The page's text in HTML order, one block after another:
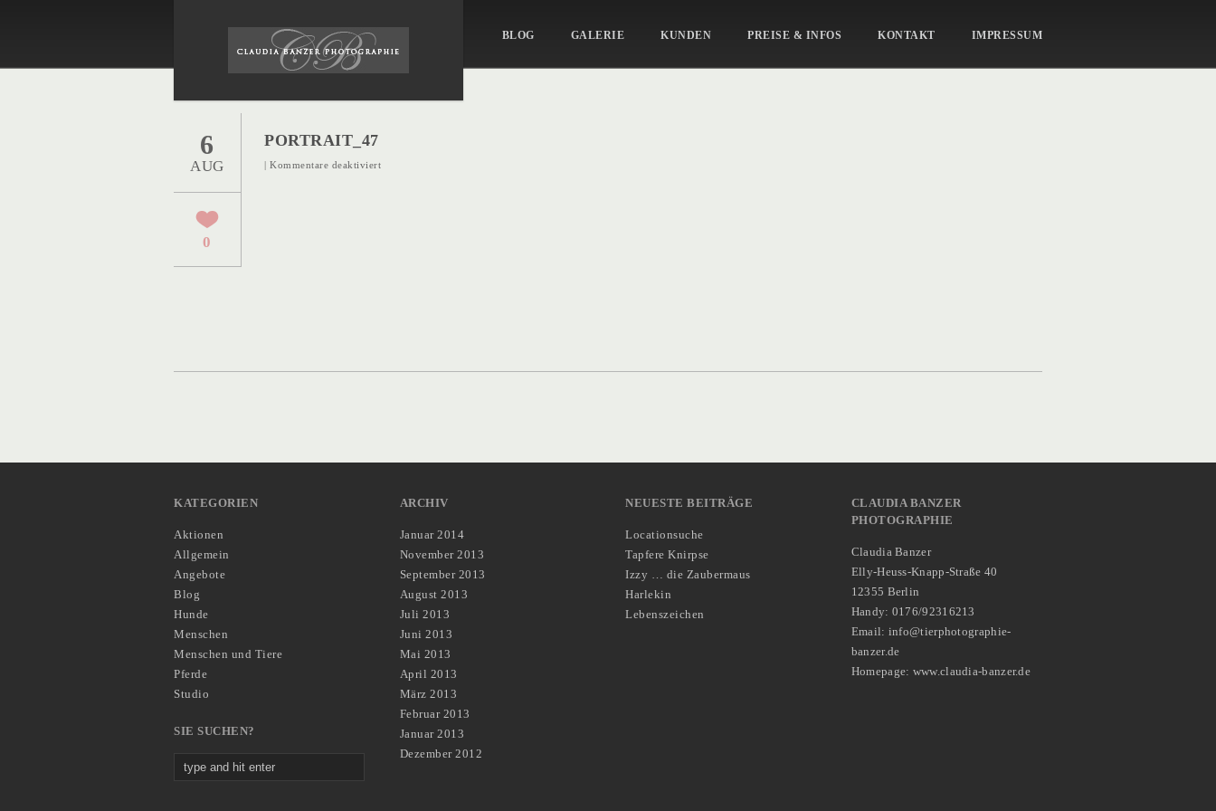
BLOG GALERIE KUNDEN PREISE & INFOS KONTAKT IMPRESSUM
6
AUG
0
PORTRAIT_47
| Kommentare deaktiviertfür
KATEGORIEN
Aktionen
Allgemein
Angebote
Blog
Hunde
Menschen
Menschen und Tiere
Pferde
Studio
SIE SUCHEN?
ARCHIV
Januar 2014
November 2013
September 2013
August 2013
Juli 2013
Juni 2013
Mai 2013
April 2013
März 2013
Februar 2013
Januar 2013
Dezember 2012
NEUESTE BEITRÄGE
Locationsuche
Tapfere Knirpse
Izzy … die Zaubermaus
Harlekin
Lebenszeichen
CLAUDIA BANZER
PHOTOGRAPHIE
Claudia Banzer
Elly-Heuss-Knapp-Straße 40
12355 Berlin
Handy: 0176/92316213
Email: info@tierphotographie-
banzer.de
Homepage: www.claudia-banzer.de